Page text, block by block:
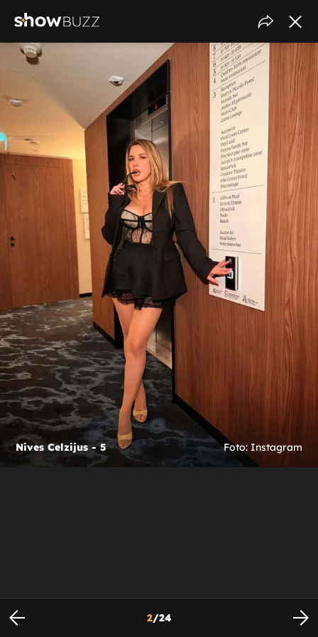
Nives Celzijus - 5 Foto: Instagram
2/24